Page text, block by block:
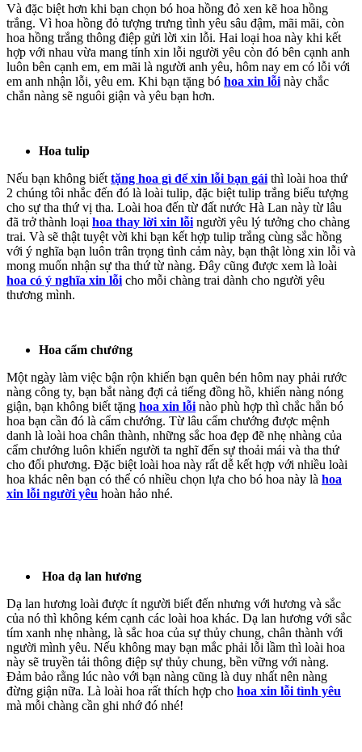
Và đặc biệt hơn khi bạn chọn bó hoa hồng đỏ xen kẽ hoa hồng
trắng. Vì hoa hồng đỏ tượng trưng tình yêu sâu đậm, mãi mãi, còn
hoa hồng trắng thông điệp gửi lời xin lỗi. Hai loại hoa này khi kết
hợp với nhau vừa mang tính xin lỗi người yêu còn đó bên cạnh anh
luôn bên cạnh em, em mãi là người anh yêu, hôm nay em có lỗi với
em anh nhận lỗi, yêu em. Khi bạn tặng bó hoa xin lỗi này chắc
chắn nàng sẽ nguôi giận và yêu bạn hơn.
Hoa tulip
Nếu bạn không biết tặng hoa gì để xin lỗi bạn gái thì loài hoa thứ
2 chúng tôi nhắc đến đó là loài tulip, đặc biệt tulip trắng biểu tượng
cho sự tha thứ vị tha. Loài hoa đến từ đất nước Hà Lan này từ lâu
đã trở thành loại hoa thay lời xin lỗi người yêu lý tưởng cho chàng
trai. Và sẽ thật tuyệt vời khi bạn kết hợp tulip trắng cùng sắc hồng
với ý nghĩa bạn luôn trân trọng tình cảm này, bạn thật lòng xin lỗi và
mong muốn nhận sự tha thứ từ nàng. Đây cũng được xem là loài
hoa có ý nghĩa xin lỗi cho mỗi chàng trai dành cho người yêu
thương mình.
Hoa cẩm chướng
Một ngày làm việc bận rộn khiến bạn quên bén hôm nay phải rước
nàng công ty, bạn bắt nàng đợi cả tiếng đồng hồ, khiến nàng nóng
giận, bạn không biết tặng hoa xin lỗi nào phù hợp thì chắc hẳn bó
hoa bạn cần đó là cẩm chướng. Từ lâu cẩm chướng được mệnh
danh là loài hoa chân thành, những sắc hoa đẹp đẽ nhẹ nhàng của
cẩm chướng luôn khiến người ta nghĩ đến sự thoải mái và tha thứ
cho đối phương. Đặc biệt loài hoa này rất dễ kết hợp với nhiều loài
hoa khác nên bạn có thể có nhiều chọn lựa cho bó hoa này là hoa
xin lỗi người yêu hoàn hảo nhé.
Hoa dạ lan hương
Dạ lan hương loài được ít người biết đến nhưng với hương và sắc
của nó thì không kém cạnh các loài hoa khác. Dạ lan hương với sắc
tím xanh nhẹ nhàng, là sắc hoa của sự thủy chung, chân thành với
người mình yêu. Nếu không may bạn mắc phải lỗi lầm thì loài hoa
này sẽ truyền tải thông điệp sự thủy chung, bền vững với nàng.
Đảm bảo rằng lúc nào với bạn nàng cũng là duy nhất nên nàng
đừng giận nữa. Là loài hoa rất thích hợp cho hoa xin lỗi tình yêu
mà mỗi chàng cần ghi nhớ đó nhé!